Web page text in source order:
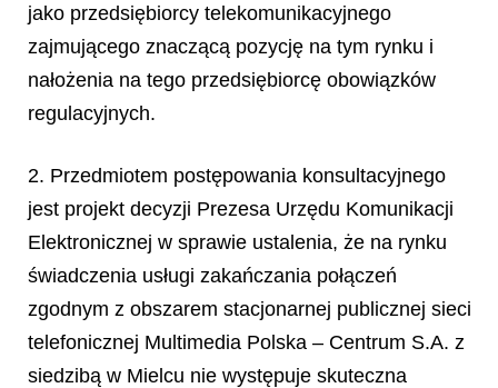
jako przedsiębiorcy telekomunikacyjnego
zajmującego znaczącą pozycję na tym rynku i
nałożenia na tego przedsiębiorcę obowiązków
regulacyjnych.
2. Przedmiotem postępowania konsultacyjnego
jest projekt decyzji Prezesa Urzędu Komunikacji
Elektronicznej w sprawie ustalenia, że na rynku
świadczenia usługi zakańczania połączeń
zgodnym z obszarem stacjonarnej publicznej sieci
telefonicznej Multimedia Polska – Centrum S.A. z
siedzibą w Mielcu nie występuje skuteczna